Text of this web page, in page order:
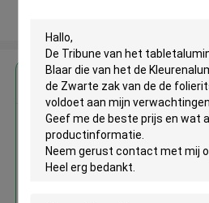
Krijg de beste
De Tribune